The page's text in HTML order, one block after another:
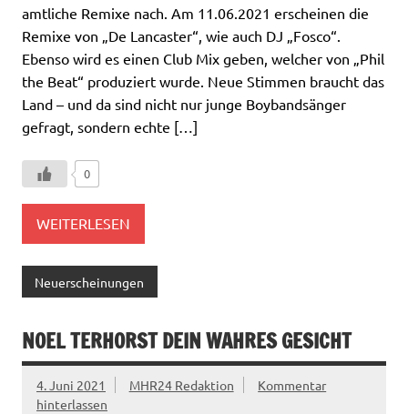
amtliche Remixe nach. Am 11.06.2021 erscheinen die
Remixe von „De Lancaster“, wie auch DJ „Fosco“.
Ebenso wird es einen Club Mix geben, welcher von „Phil
the Beat“ produziert wurde. Neue Stimmen braucht das
Land – und da sind nicht nur junge Boybandsänger
gefragt, sondern echte […]
0
WEITERLESEN
Neuerscheinungen
NOEL TERHORST DEIN WAHRES GESICHT
4. Juni 2021 MHR24 Redaktion
Kommentar
hinterlassen